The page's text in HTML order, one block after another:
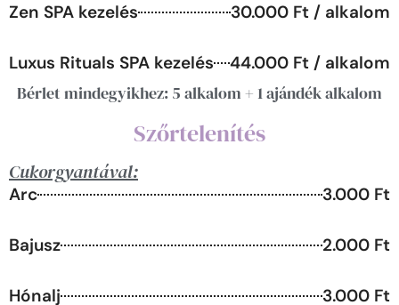
Zen SPA kezelés 30.000 Ft / alkalom
Luxus Rituals SPA kezelés
44.000 Ft / alkalom
Bérlet mindegyikhez: 5 alkalom + 1 ajándék alkalom
Szőrtelenítés
Cukorgyantával:
Arc 3.000 Ft
Bajusz 2.000 Ft
Hónalj 3.000 Ft